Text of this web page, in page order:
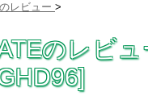
レビュー >
のレビ